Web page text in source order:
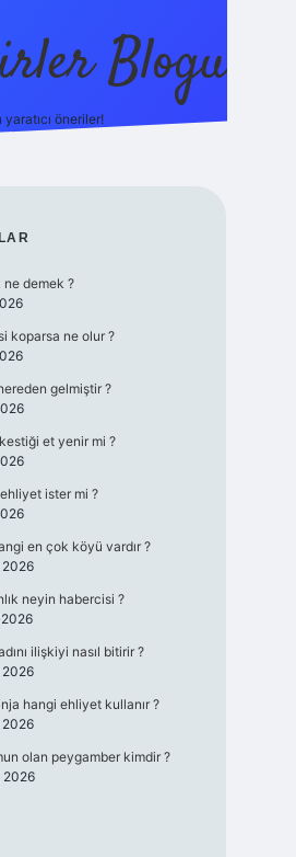
Blogu
öneriler!
ne demek ?
koparsa ne olur ?
gelmiştir ?
et yenir mi ?
ister mi ?
en çok köyü vardır ?
2026
neyin habercisi ?
ilişkiyi nasıl bitirir ?
2026
hangi ehliyet kullanır ?
2026
olan peygamber kimdir ?
2026